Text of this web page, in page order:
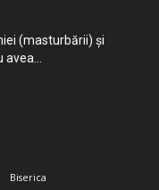
(masturbării) şi
avea...
Biserica